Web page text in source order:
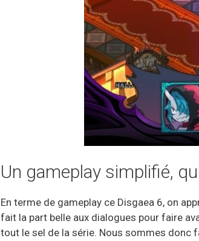
Un gameplay simplifié,
En terme de gameplay ce Disgaea 6, on
fait la part belle aux dialogues pour faire
tout le sel de la série. Nous sommes donc